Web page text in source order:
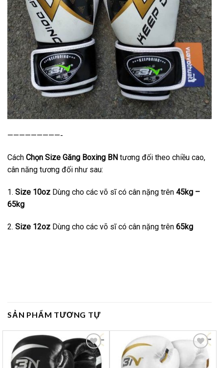
—————————-
Cách Chọn Size Găng Boxing BN tương đối theo chiều cao,
cân năng tương đối như sau:
1. Size 10oz Dùng cho các võ sĩ có cân nặng trên 45kg –
65kg
2. Size 12oz Dùng cho các võ sĩ có cân nặng trên 65kg
SẢN PHẨM TƯƠNG TỰ
Yêu
thích
Yêu
thích